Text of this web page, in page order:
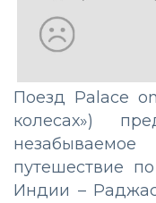
Поезд Palace
колесах»)
путешествие
Индии –